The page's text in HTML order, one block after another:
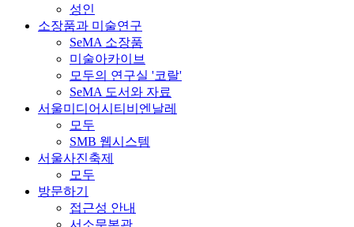
성인
소장품과 미술연구
SeMA 소장품
미술아카이브
모두의 연구실 '코랄'
SeMA 도서와 자료
서울미디어시티비엔날레
모두
SMB 웹시스템
서울사진축제
모두
방문하기
접근성 안내
서소문본관